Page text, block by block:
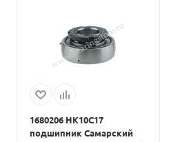
1680206 HK10C17
подшипник Самарский